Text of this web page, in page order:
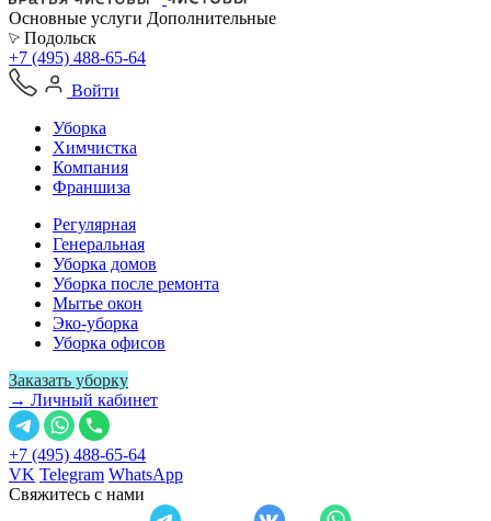
Основные услуги Дополнительные
Подольск
+7 (495) 488-65-64
Войти
Уборка
Химчистка
Компания
Франшиза
Регулярная
Генеральная
Уборка домов
Уборка после ремонта
Мытье окон
Эко-уборка
Уборка офисов
Заказать уборку
→ Личный кабинет
+7 (495) 488-65-64
VK Telegram WhatsApp
Свяжитесь с нами